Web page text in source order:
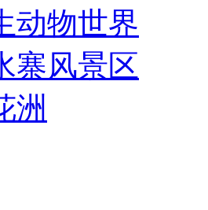
动物世界
寨风景区
洲